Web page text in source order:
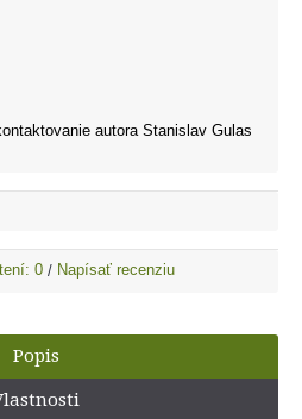
autora Stanislav Gulas
0 / Napísať recenziu
Popis